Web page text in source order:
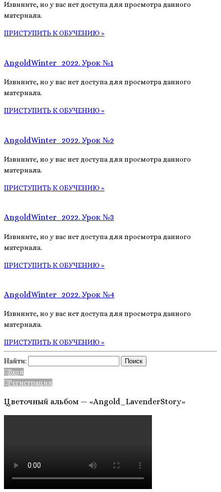
Извините, но у вас нет доступа для просмотра данного
материала.
ПРИСТУПИТЬ К ОБУЧЕНИЮ »
AngoldWinter_2022. Урок №1
Извините, но у вас нет доступа для просмотра данного
материала.
ПРИСТУПИТЬ К ОБУЧЕНИЮ »
AngoldWinter_2022. Урок №2
Извините, но у вас нет доступа для просмотра данного
материала.
ПРИСТУПИТЬ К ОБУЧЕНИЮ »
AngoldWinter_2022. Урок №3
Извините, но у вас нет доступа для просмотра данного
материала.
ПРИСТУПИТЬ К ОБУЧЕНИЮ »
AngoldWinter_2022. Урок №4
Извините, но у вас нет доступа для просмотра данного
материала.
ПРИСТУПИТЬ К ОБУЧЕНИЮ »
Найти:
Вход
Регистрация
Цветочный альбом — «Angold_LavenderStory»